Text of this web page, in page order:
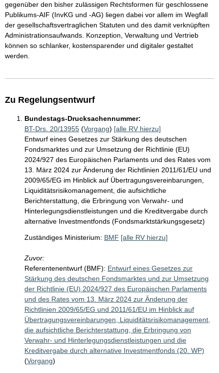
gegenüber den bisher zulässigen Rechtsformen für geschlossene
Publikums-AIF (InvKG und -AG) liegen dabei vor allem im Wegfall
der gesellschaftsvertraglichen Statuten und des damit verknüpften
Administrationsaufwands. Konzeption, Verwaltung und Vertrieb
können so schlanker, kostensparender und digitaler gestaltet
werden.
Zu Regelungsentwurf
Bundestags-Drucksachennummer:
BT-Drs. 20/13955 (Vorgang) [alle RV hierzu]
Entwurf eines Gesetzes zur Stärkung des deutschen
Fondsmarktes und zur Umsetzung der Richtlinie (EU)
2024/927 des Europäischen Parlaments und des Rates vom
13. März 2024 zur Änderung der Richtlinien 2011/61/EU und
2009/65/EG im Hinblick auf Übertragungsvereinbarungen,
Liquiditätsrisikomanagement, die aufsichtliche
Berichterstattung, die Erbringung von Verwahr- und
Hinterlegungsdienstleistungen und die Kreditvergabe durch
alternative Investmentfonds (Fondsmarktstärkungsgesetz)
Zuständiges Ministerium: BMF [alle RV hierzu]
Zuvor:
Referentenentwurf (BMF): Entwurf eines Gesetzes zur
Stärkung des deutschen Fondsmarktes und zur Umsetzung
der Richtlinie (EU) 2024/927 des Europäischen Parlaments
und des Rates vom 13. März 2024 zur Änderung der
Richtlinien 2009/65/EG und 2011/61/EU im Hinblick auf
Übertragungsvereinbarungen, Liquiditätsrisikomanagement,
die aufsichtliche Berichterstattung, die Erbringung von
Verwahr- und Hinterlegungsdienstleistungen und die
Kreditvergabe durch alternative Investmentfonds (20. WP)
(Vorgang)